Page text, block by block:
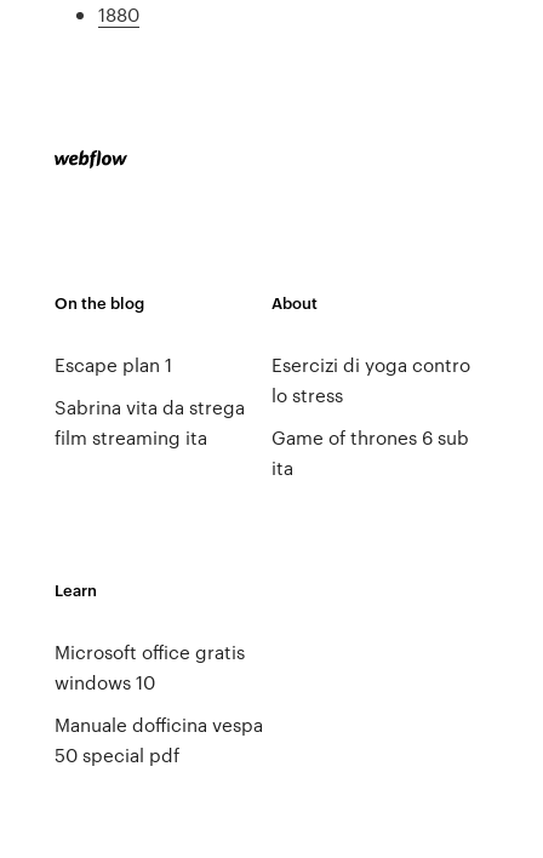
1880
On the blog
Escape plan 1
Sabrina vita da strega
film streaming ita
About
Esercizi di yoga contro
lo stress
Game of thrones 6 sub
ita
Learn
Microsoft office gratis
windows 10
Manuale dofficina vespa
50 special pdf